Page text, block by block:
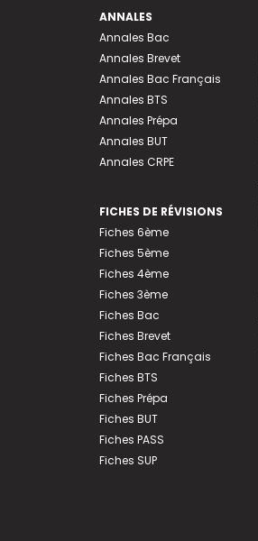
ANNALES
Annales Bac
Annales Brevet
Annales Bac Français
Annales BTS
Annales Prépa
Annales BUT
Annales CRPE
FICHES DE RÉVISIONS
Fiches 6ème
Fiches 5ème
Fiches 4ème
Fiches 3ème
Fiches Bac
Fiches Brevet
Fiches Bac Français
Fiches BTS
Fiches Prépa
Fiches BUT
Fiches PASS
Fiches SUP